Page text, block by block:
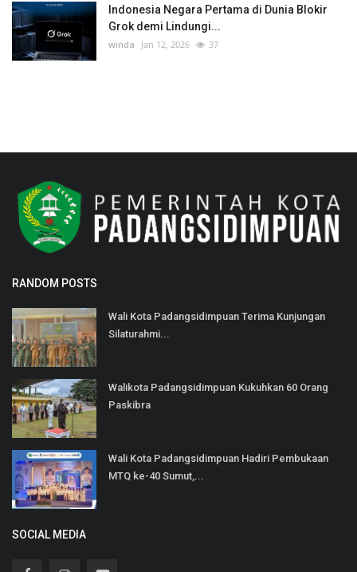
Indonesia Negara Pertama di Dunia Blokir
Grok demi Lindungi...
winda Jan 12, 2026 37
RANDOM POSTS
Wali Kota Padangsidimpuan Terima Kunjungan
Silaturahmi...
Walikota Padangsidimpuan Kukuhkan 60 Orang
Paskibra
Wali Kota Padangsidimpuan Hadiri Pembukaan
MTQ ke-40 Sumut,...
SOCIAL MEDIA